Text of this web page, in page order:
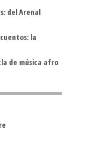
del Arenal
la
de música afro